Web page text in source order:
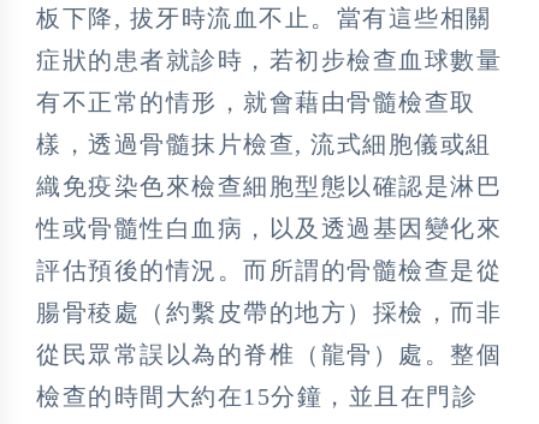
板下降, 拔牙時流血不止。當有這些相關
症狀的患者就診時，若初步檢查血球數量
有不正常的情形，就會藉由骨髓檢查取
樣，透過骨髓抹片檢查, 流式細胞儀或組
織免疫染色來檢查細胞型態以確認是淋巴
性或骨髓性白血病，以及透過基因變化來
評估預後的情況。而所謂的骨髓檢查是從
腸骨稜處（約繫皮帶的地方）採檢，而非
從民眾常誤以為的脊椎（龍骨）處。整個
檢查的時間大約在15分鐘，並且在門診